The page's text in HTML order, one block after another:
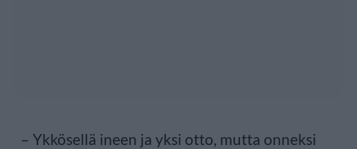
– Ykkösellä ineen ja yksi otto, mutta onneksi